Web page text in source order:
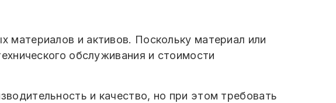
и активов. Поскольку материал или
обслуживания и стоимости
и качество, но при этом требовать